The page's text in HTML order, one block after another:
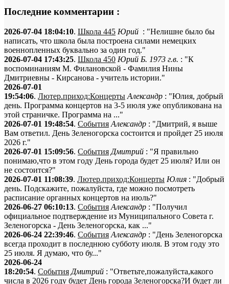
Последние комментарии :
2026-07-04 18:04:10. Школа 445 Юрий : "Нелишне было бы
написать, что школа была построена силами немецких
военнопленных буквально за один год."
2026-07-04 17:43:25. Школа 450 Юрий Б. 1973 г.в. : "К
воспоминаниям М. Филановской - Фамилия Нины
Дмитриевны - Кирсанова - учитель истории."
2026-07-01
19:54:06. Лютер.приход:Концерты Александр : "Юлия, добрый
день. Программа концертов на 3-5 июля уже опубликована на
этой страничке. Программа на ..."
2026-07-01 19:48:54. События Александр : "Дмитрий, я выше
Вам ответил. День Зеленогорска состоится и пройдет 25 июля
2026 г."
2026-07-01 15:09:56. События Дмитрий : "Я правильно
понимаю,что в этом году День города будет 25 июля? Или он
не состоится?"
2026-07-01 11:08:39. Лютер.приход:Концерты Юлия : "Добрый
день. Подскажите, пожалуйста, где можно посмотреть
расписание органных концертов на июль?"
2026-06-27 06:10:13. События Александр : "Получил
официальное подтверждение из Муниципального Совета г.
Зеленогорска - День Зеленогорска, как ..."
2026-06-24 22:39:46. События Александр : "День Зеленогорска
всегда проходит в последнюю субботу июля. В этом году это
25 июля. Я думаю, что бу..."
2026-06-24
18:20:54. События Дмитрий : "Ответьте,пожалуйста,какого
числа в 2026 году будет День города Зеленогорска?И будет ли